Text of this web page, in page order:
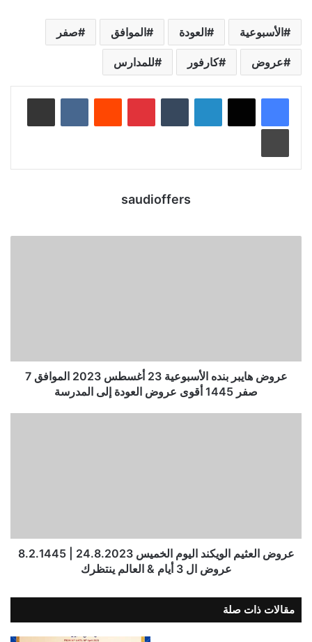
الأسبوعية العودة الموافق صفر
عروض كارفور للمدارس
لينكدإن بينتيريست
saudioffers
عروض هايبر بنده الأسبوعية 23 أغسطس 2023 الموافق 7
صفر 1445 أقوى عروض العودة إلى المدرسة
عروض العثيم الويكند اليوم الخميس 24.8.2023 | 8.2.1445
عروض ال 3 أيام & العالم ينتظرك
مقالات ذات صلة